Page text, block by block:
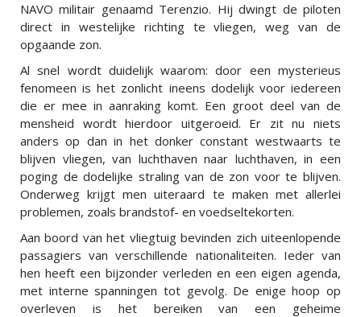
NAVO militair genaamd Terenzio. Hij dwingt de piloten
direct in westelijke richting te vliegen, weg van de
opgaande zon.
Al snel wordt duidelijk waarom: door een mysterieus
fenomeen is het zonlicht ineens dodelijk voor iedereen
die er mee in aanraking komt. Een groot deel van de
mensheid wordt hierdoor uitgeroeid. Er zit nu niets
anders op dan in het donker constant westwaarts te
blijven vliegen, van luchthaven naar luchthaven, in een
poging de dodelijke straling van de zon voor te blijven.
Onderweg krijgt men uiteraard te maken met allerlei
problemen, zoals brandstof- en voedseltekorten.
Aan boord van het vliegtuig bevinden zich uiteenlopende
passagiers van verschillende nationaliteiten. Ieder van
hen heeft een bijzonder verleden en een eigen agenda,
met interne spanningen tot gevolg. De enige hoop op
overleven is het bereiken van een geheime